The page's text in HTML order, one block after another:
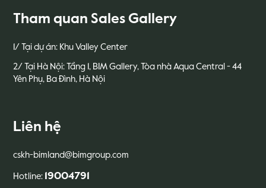
Tham quan Sales Gallery
1/ Tại dự án: Khu Valley Center
2/ Tại Hà Nội: Tầng 1, BIM Gallery, Tòa nhà Aqua Central - 44
Yên Phụ, Ba Đình, Hà Nội
Liên hệ
cskh-bimland@bimgroup.com
Hotline:19004791